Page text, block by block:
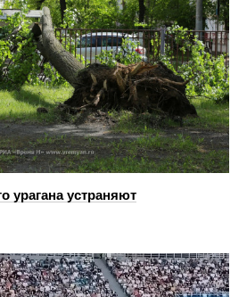
урагана устраняют